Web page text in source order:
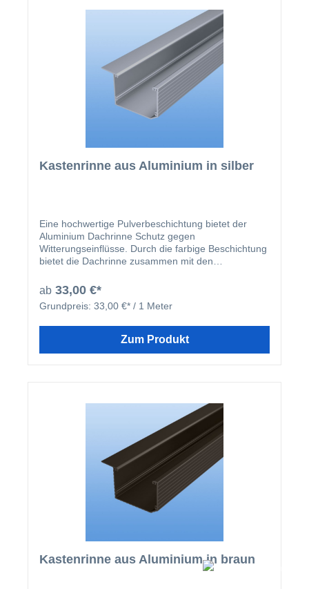
Kastenrinne aus Aluminium in silber
Eine hochwertige Pulverbeschichtung bietet der
Aluminium Dachrinne Schutz gegen
Witterungseinflüsse. Durch die farbige Beschichtung
bietet die Dachrinne zusammen mit den
homogenes Gesamtbild.
ab 33,00 €*
Grundpreis: 33,00 €* / 1 Meter
Zum Produkt
Kastenrinne aus Aluminium in braun